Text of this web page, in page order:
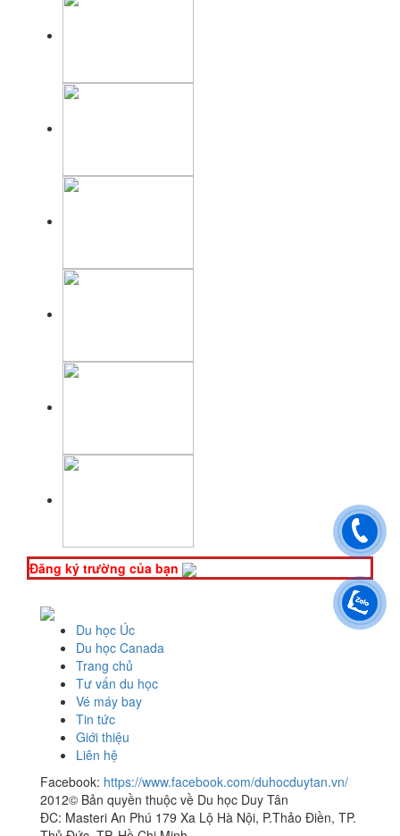
Đăng ký trường của bạn
Du học Úc
Du học Canada
Trang chủ
Tư vấn du học
Vé máy bay
Tin tức
Giới thiệu
Liên hệ
Facebook: https://www.facebook.com/duhocduytan.vn/
2012© Bản quyền thuộc về Du học Duy Tân
ĐC: Masteri An Phú 179 Xa Lộ Hà Nội, P.Thảo Điền, TP.